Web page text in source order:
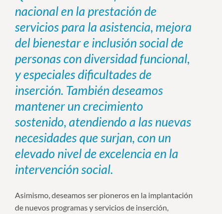
nacional en la prestación de
servicios para la asistencia, mejora
del bienestar e inclusión social de
personas con diversidad funcional,
y especiales dificultades de
inserción. También deseamos
mantener un crecimiento
sostenido, atendiendo a las nuevas
necesidades que surjan, con un
elevado nivel de excelencia en la
intervención social.
Asimismo, deseamos ser pioneros en la implantación
de nuevos programas y servicios de inserción,